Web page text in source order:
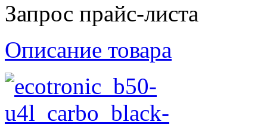
Запрос прайс-листа
Описание товара